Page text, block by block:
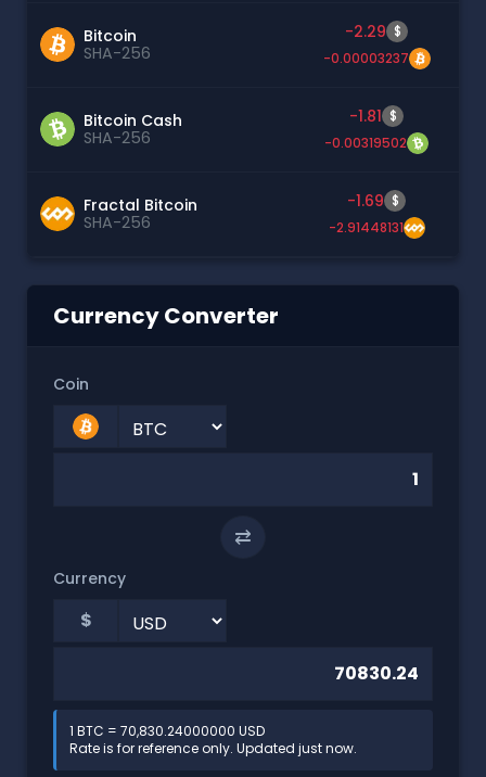
Bitcoin
SHA-256
-2.29 $
-0.00003237
Bitcoin Cash
SHA-256
-1.81 $
-0.00319502
Fractal Bitcoin
SHA-256
-1.69 $
-2.91448131
Currency Converter
Coin
⇄
Currency
$
1 BTC = 70,830.24000000 USD
Rate is for reference only. Updated just now.